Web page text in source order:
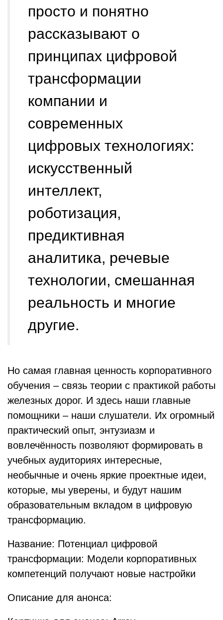
просто и понятно
рассказывают о
принципах цифровой
трансформации
компании и
современных
цифровых технологиях:
искусственный
интеллект,
роботизация,
предиктивная
аналитика, речевые
технологии, смешанная
реальность и многие
другие.
Но самая главная ценность корпоративного
обучения – связь теории с практикой работы
железных дорог. И здесь наши главные
помощники – наши слушатели. Их огромный
практический опыт, энтузиазм и
вовлечённость позволяют формировать в
учебных аудиториях интересные,
необычные и очень яркие проектные идеи,
которые, мы уверены, и будут нашим
образовательным вкладом в цифровую
трансформацию.
Название: Потенциал цифровой
трансформации: Модели корпоративных
компетенций получают новые настройки
Описание для анонса: